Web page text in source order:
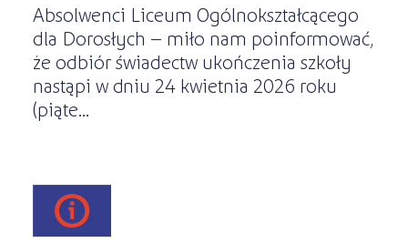
Absolwenci Liceum Ogólnokształcącego
dla Dorosłych – miło nam poinformować,
że odbiór świadectw ukończenia szkoły
nastąpi w dniu 24 kwietnia 2026 roku
(piąte...